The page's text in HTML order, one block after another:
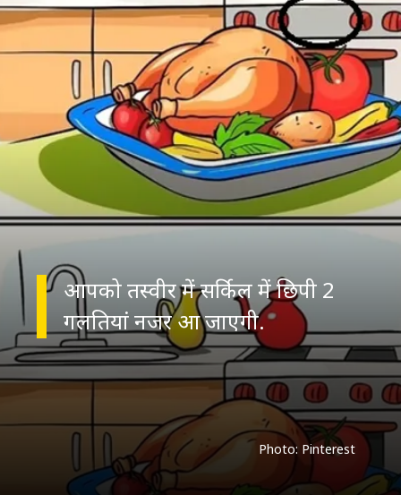
आपको तस्वीर में सर्किल में छिपी 2
गलतियां नजर आ जाएगी.
Photo: Pinterest